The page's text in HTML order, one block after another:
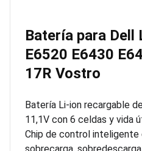
Batería para Dell
E6520 E6430
17R Vostro
Batería Li-ion recargable
11,1V con 6 celdas y vida
Chip de control